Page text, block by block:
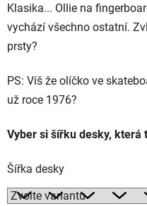
Klasika... Ollie na
vychází všechno ostatní.
prsty?
PS: Víš že olíčko ve
už roce 1976?
Vyber si šířku desky, která
Šířka desky